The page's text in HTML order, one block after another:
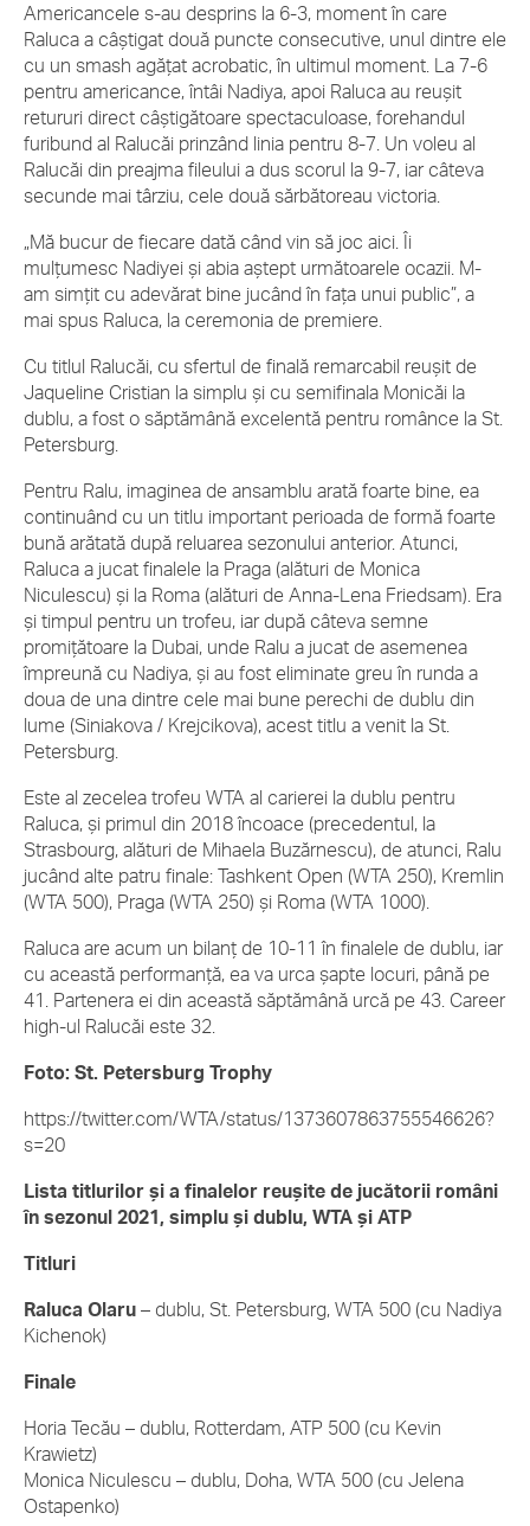
Americancele s-au desprins la 6-3, moment în care
Raluca a câștigat două puncte consecutive, unul dintre ele
cu un smash agățat acrobatic, în ultimul moment. La 7-6
pentru americance, întâi Nadiya, apoi Raluca au reușit
retururi direct câștigătoare spectaculoase, forehandul
furibund al Ralucăi prinzând linia pentru 8-7. Un voleu al
Ralucăi din preajma fileului a dus scorul la 9-7, iar câteva
secunde mai târziu, cele două sărbătoreau victoria.
„Mă bucur de fiecare dată când vin să joc aici. Îi
mulțumesc Nadiyei și abia aștept următoarele ocazii. M-
am simțit cu adevărat bine jucând în fața unui public”, a
mai spus Raluca, la ceremonia de premiere.
Cu titlul Ralucăi, cu sfertul de finală remarcabil reușit de
Jaqueline Cristian la simplu și cu semifinala Monicăi la
dublu, a fost o săptămână excelentă pentru românce la St.
Petersburg.
Pentru Ralu, imaginea de ansamblu arată foarte bine, ea
continuând cu un titlu important perioada de formă foarte
bună arătată după reluarea sezonului anterior. Atunci,
Raluca a jucat finalele la Praga (alături de Monica
Niculescu) și la Roma (alături de Anna-Lena Friedsam). Era
și timpul pentru un trofeu, iar după câteva semne
promițătoare la Dubai, unde Ralu a jucat de asemenea
împreună cu Nadiya, și au fost eliminate greu în runda a
doua de una dintre cele mai bune perechi de dublu din
lume (Siniakova / Krejcikova), acest titlu a venit la St.
Petersburg.
Este al zecelea trofeu WTA al carierei la dublu pentru
Raluca, și primul din 2018 încoace (precedentul, la
Strasbourg, alături de Mihaela Buzărnescu), de atunci, Ralu
jucând alte patru finale: Tashkent Open (WTA 250), Kremlin
(WTA 500), Praga (WTA 250) și Roma (WTA 1000).
Raluca are acum un bilanț de 10-11 în finalele de dublu, iar
cu această performanță, ea va urca șapte locuri, până pe
41. Partenera ei din această săptămână urcă pe 43. Career
high-ul Ralucăi este 32.
Foto: St. Petersburg Trophy
https://twitter.com/WTA/status/1373607863755546626?
s=20
Lista titlurilor și a finalelor reușite de jucătorii români
în sezonul 2021, simplu și dublu, WTA și ATP
Titluri
Raluca Olaru – dublu, St. Petersburg, WTA 500 (cu Nadiya
Kichenok)
Finale
Horia Tecău – dublu, Rotterdam, ATP 500 (cu Kevin
Krawietz)
Monica Niculescu – dublu, Doha, WTA 500 (cu Jelena
Ostapenko)